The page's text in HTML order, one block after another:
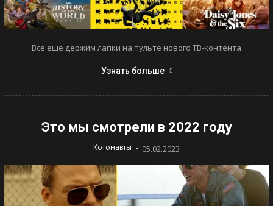
Все еще держим лапки на пульте нового ТВ-контента
Узнать больше
Это мы смотрели в 2022 году
Котонавты - 05.02.2023